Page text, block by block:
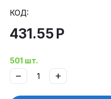
КОД:
431.55 Р
501 шт.
+
−